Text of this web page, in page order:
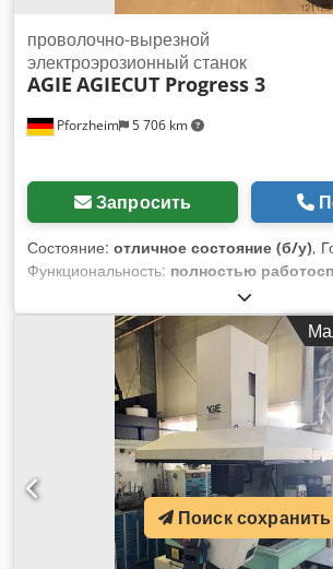
Pforzheim 5 706 km
проволочно-вырезной
электроэрозионный станок
AGIE AGIECUT Progress 3
Запросить
Состояние: отличное состояние (б/у),
Функциональность: полностью
, входная частота:
дополнительное оборудование можно
Dkjdpfx Aoy Irdkelysr
Поиск сохранить